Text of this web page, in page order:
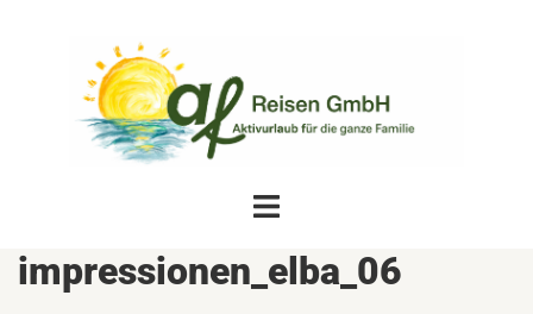
Menü
impressionen_elba_06